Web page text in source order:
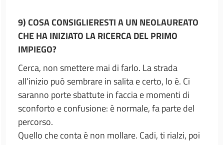
9) COSA CONSIGLIERESTI A UN NEOLAUREATO
CHE HA INIZIATO LA RICERCA DEL PRIMO
IMPIEGO?
Cerca, non smettere mai di farlo. La strada
all’inizio può sembrare in salita e certo, lo è. Ci
saranno porte sbattute in faccia e momenti di
sconforto e confusione: è normale, fa parte del
percorso.
Quello che conta è non mollare. Cadi, ti rialzi, poi